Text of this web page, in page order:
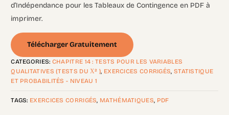
d’Indépendance pour les Tableaux de Contingence en PDF à
imprimer.
Télécharger Gratuitement
CATEGORIES: CHAPITRE 14 : TESTS POUR LES VARIABLES
QUALITATIVES (TESTS DU Χ² ), EXERCICES CORRIGÉS, STATISTIQUE
ET PROBABILITÉS - NIVEAU 1
TAGS: EXERCICES CORRIGÉS, MATHÉMATIQUES, PDF